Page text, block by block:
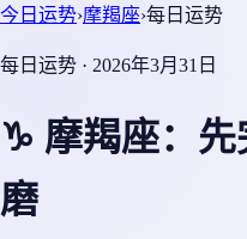
今日运势›摩羯座›每日运势
每日运势 · 2026年3月31日
♑ 摩羯座：
磨